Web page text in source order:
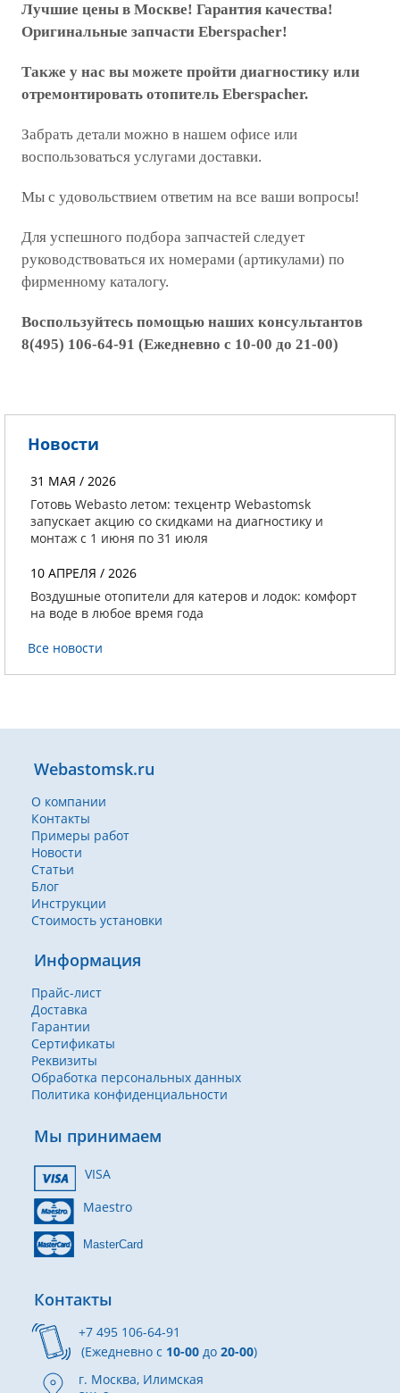
Лучшие цены в Москве! Гарантия качества!
Оригинальные запчасти Eberspacher!
Также у нас вы можете пройти диагностику или
отремонтировать отопитель Eberspacher.
Забрать детали можно в нашем офисе или
воспользоваться услугами доставки.
Мы с удовольствием ответим на все ваши вопросы!
Для успешного подбора запчастей следует
руководствоваться их номерами (артикулами) по
фирменному каталогу.
Воспользуйтесь помощью наших консультантов
8(495) 106-64-91 (Ежедневно с 10-00 до 21-00)
Новости
31 МАЯ / 2026
Готовь Webasto летом: техцентр Webastomsk
запускает акцию со скидками на диагностику и
монтаж с 1 июня по 31 июля
10 АПРЕЛЯ / 2026
Воздушные отопители для катеров и лодок: комфорт
на воде в любое время года
Все новости
Webastomsk.ru
О компании
Контакты
Примеры работ
Новости
Статьи
Блог
Инструкции
Стоимость установки
Информация
Прайс-лист
Доставка
Гарантии
Сертификаты
Реквизиты
Обработка персональных данных
Политика конфиденциальности
Мы принимаем
VISA
Maestro
MasterCard
Контакты
+7 495 106-64-91
(Ежедневно с 10-00 до 20-00)
г. Москва, Илимская